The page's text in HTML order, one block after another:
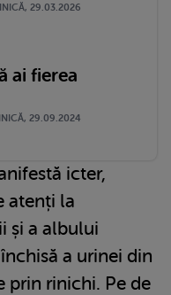
29.03.2026
ai fierea
29.09.2024
icter,
atenți la
și a albului
a urinei din
prin rinichi. Pe de